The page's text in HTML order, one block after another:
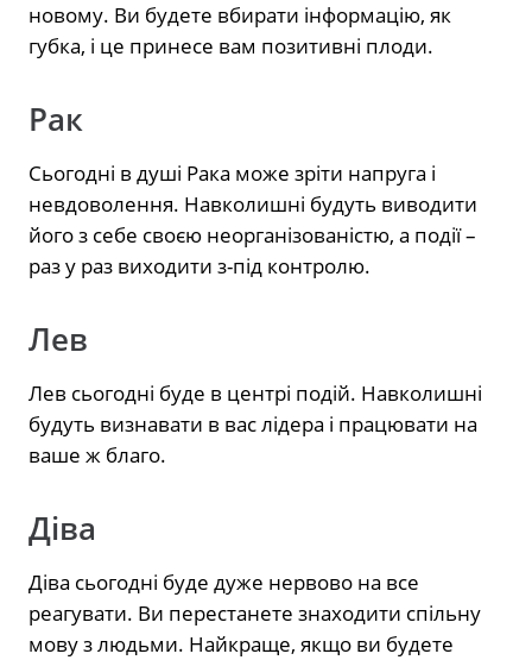
новому. Ви будете вбирати інформацію, як
губка, і це принесе вам позитивні плоди.
Рак
Сьогодні в душі Рака може зріти напруга і
невдоволення. Навколишні будуть виводити
його з себе своєю неорганізованістю, а події –
раз у раз виходити з-під контролю.
Лев
Лев сьогодні буде в центрі подій. Навколишні
будуть визнавати в вас лідера і працювати на
ваше ж благо.
Діва
Діва сьогодні буде дуже нервово на все
реагувати. Ви перестанете знаходити спільну
мову з людьми. Найкраще, якщо ви будете